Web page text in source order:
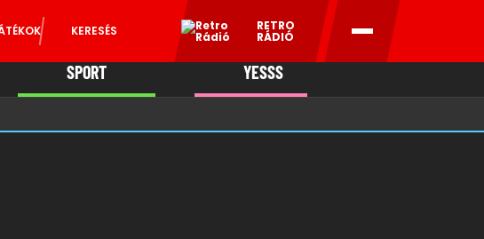
KERESÉS RETRO
RÁDIÓ
SPORT YESSS